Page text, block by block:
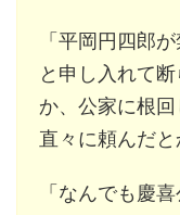
「平岡円四郎
と申し入れて
か、公家に根
直々に頼んだ
「なんでも慶